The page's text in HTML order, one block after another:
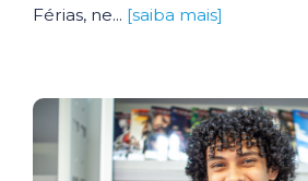
Férias, ne... [saiba mais]